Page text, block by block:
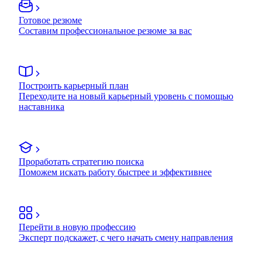
Готовое резюме
Составим профессиональное резюме за вас
Построить карьерный план
Переходите на новый карьерный уровень с помощью
наставника
Проработать стратегию поиска
Поможем искать работу быстрее и эффективнее
Перейти в новую профессию
Эксперт подскажет, с чего начать смену направления